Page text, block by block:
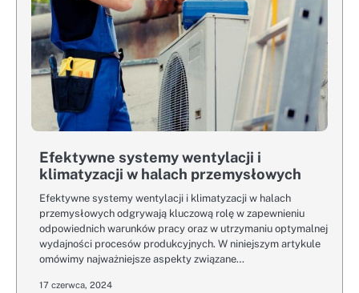
Efektywne systemy wentylacji i
klimatyzacji w halach przemysłowych
Efektywne systemy wentylacji i klimatyzacji w halach
przemysłowych odgrywają kluczową rolę w zapewnieniu
odpowiednich warunków pracy oraz w utrzymaniu optymalnej
wydajności procesów produkcyjnych. W niniejszym artykule
omówimy najważniejsze aspekty związane…
17 czerwca, 2024